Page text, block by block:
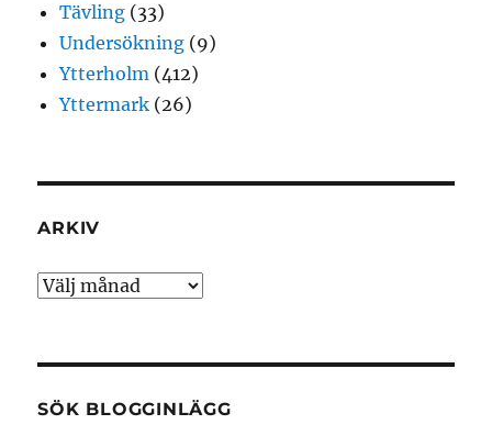
Tävling (33)
Undersökning (9)
Ytterholm (412)
Yttermark (26)
ARKIV
Arkiv
SÖK BLOGGINLÄGG